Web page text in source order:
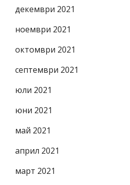
декември 2021
ноември 2021
октомври 2021
септември 2021
юли 2021
юни 2021
май 2021
април 2021
март 2021